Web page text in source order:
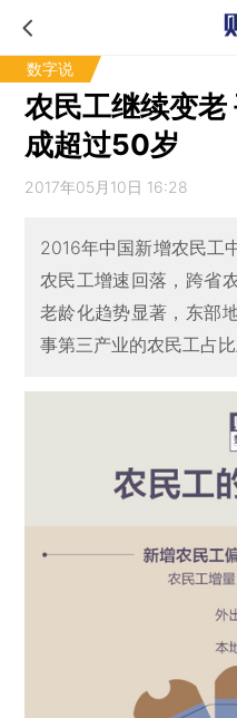
数字说
农民工继续变
成超过50岁
2017年05月10日 16:28
2016年中国新增农民工
农民工增速回落，跨省
老龄化趋势显著，东部
事第三产业的农民工占